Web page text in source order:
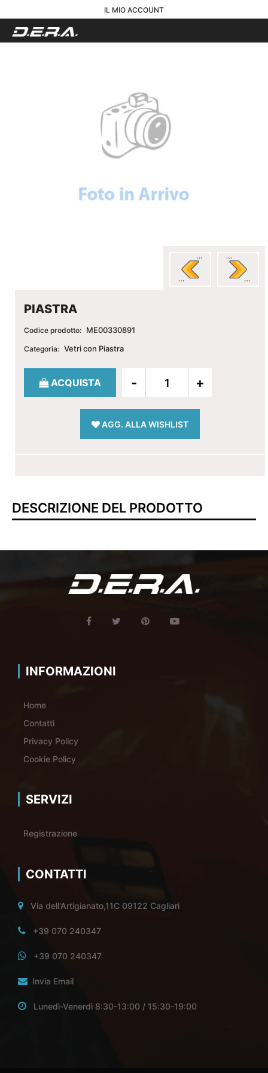
IL MIO ACCOUNT
PIASTRA
Codice prodotto: ME00330891
Categoria: Vetri con Piastra
Quantità
ACQUISTA
AGG. ALLA WISHLIST
DESCRIZIONE DEL PRODOTTO
INFORMAZIONI
Home
Contatti
Privacy Policy
Cookie Policy
SERVIZI
Registrazione
CONTATTI
Via dell'Artigianato,11C 09122 Cagliari
+39 070 240347
+39 070 240347
Invia Email
Lunedì-Venerdì 8:30-13:00 / 15:30-19:00